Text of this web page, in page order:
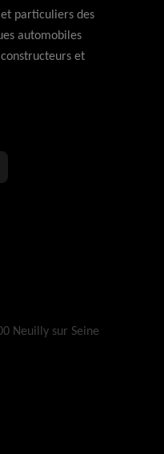
particuliers des
automobiles
et
Neuilly sur Seine